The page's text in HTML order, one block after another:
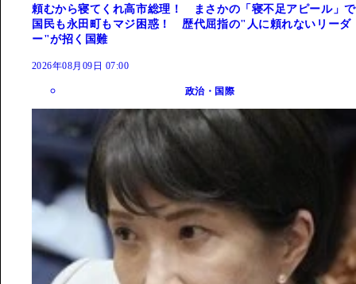
頼むから寝てくれ高市総理！ まさかの「寝不足アピール」で
国民も永田町もマジ困惑！ 歴代屈指の"人に頼れないリーダ
ー"が招く国難
2026年08月09日 07:00
政治・国際